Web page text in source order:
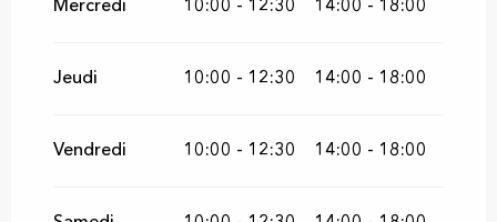
Mercredi 10:00 - 12:30 14:00 - 18:00
Jeudi 10:00 - 12:30 14:00 - 18:00
Vendredi 10:00 - 12:30 14:00 - 18:00